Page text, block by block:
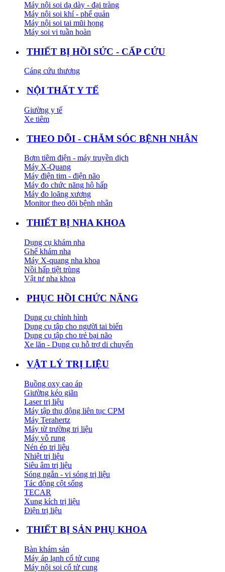
Máy nội soi dạ dày - đại tràng
Máy nội soi khí - phế quản
Máy nội soi tai mũi họng
Máy soi vi tuần hoàn
THIẾT BỊ HỒI SỨC - CẤP CỨU
Cáng cứu thương
NỘI THẤT Y TẾ
Giường y tế
Xe tiêm
THEO DÕI - CHĂM SÓC BỆNH NHÂN
Bơm tiêm điện - máy truyền dịch
Máy X-Quang
Máy điện tim - điện não
Máy đo chức năng hô hấp
Máy đo loãng xương
Monitor theo dõi bệnh nhân
THIẾT BỊ NHA KHOA
Dụng cụ khám nha
Ghế khám nha
Máy X-quang nha khoa
Nồi hấp tiệt trùng
Vật tư nha khoa
PHỤC HỒI CHỨC NĂNG
Dụng cụ chỉnh hình
Dụng cụ tập cho người tai biến
Dụng cụ tập cho trẻ bại não
Xe lăn - Dụng cụ hỗ trợ di chuyển
VẬT LÝ TRỊ LIỆU
Buồng oxy cao áp
Giường kéo giãn
Laser trị liệu
Máy tập thụ động liên tục CPM
Máy Terahertz
Máy từ trường trị liệu
Máy vỗ rung
Nén ép trị liệu
Nhiệt trị liệu
Siêu âm trị liệu
Sóng ngắn - vi sóng trị liệu
Tác động cột sống
TECAR
Xung kích trị liệu
Điện trị liệu
THIẾT BỊ SẢN PHỤ KHOA
Bàn khám sản
Máy áp lạnh cổ tử cung
Máy nội soi cổ tử cung